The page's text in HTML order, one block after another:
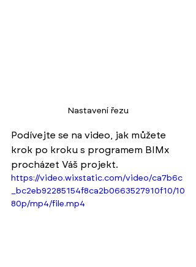
Nastavení řezu
Podívejte se na video, jak můžete
krok po kroku s programem BIMx
procházet Váš projekt.
https://video.wixstatic.com/video/ca7b6c
_bc2eb92285154f8ca2b0663527910f10/10
80p/mp4/file.mp4